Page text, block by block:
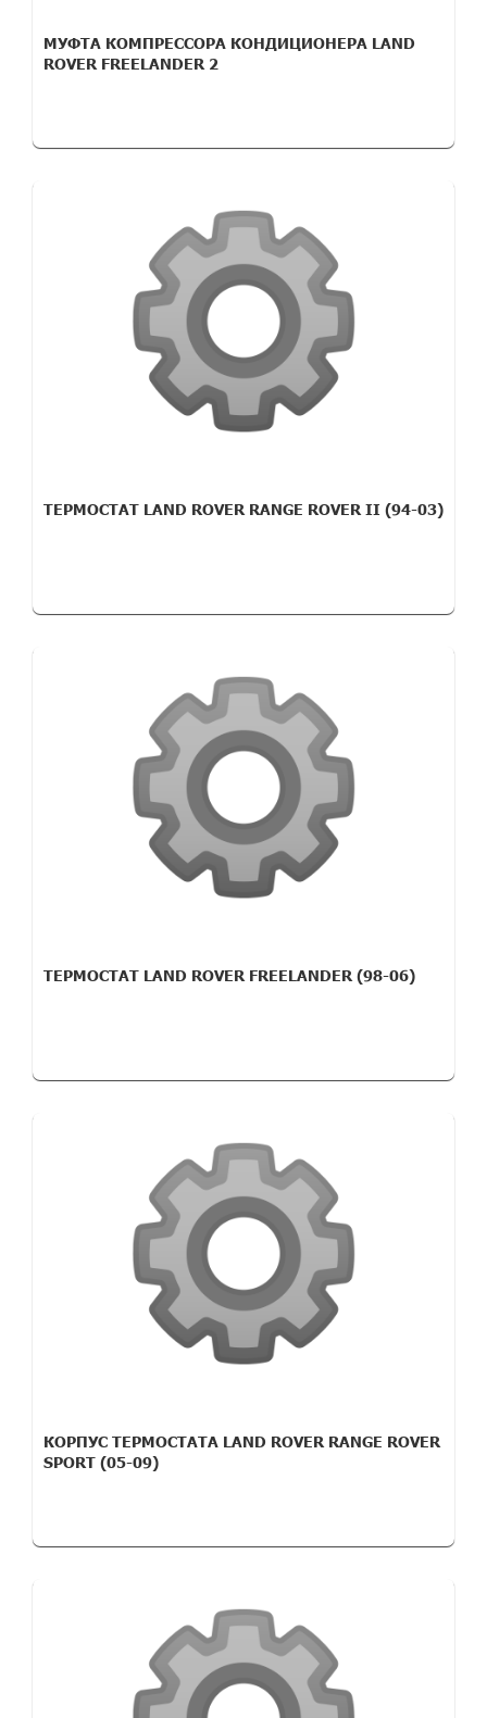
МУФТА КОМПРЕССОРА КОНДИЦИОНЕРА LAND
ROVER FREELANDER 2
ТЕРМОСТАТ LAND ROVER RANGE ROVER II (94-03)
ТЕРМОСТАТ LAND ROVER FREELANDER (98-06)
КОРПУС ТЕРМОСТАТА LAND ROVER RANGE ROVER
SPORT (05-09)